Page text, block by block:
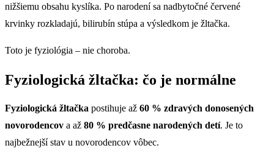
nižšiemu obsahu kyslíka. Po narodení sa nadbytočné červené
krvinky rozkladajú, bilirubín stúpa a výsledkom je žltačka.
Toto je fyziológia – nie choroba.
Fyziologická žltačka: čo je normálne
Fyziologická žltačka postihuje až 60 % zdravých donosených
novorodencov a až 80 % predčasne narodených detí. Je to
najbežnejší stav u novorodencov vôbec.